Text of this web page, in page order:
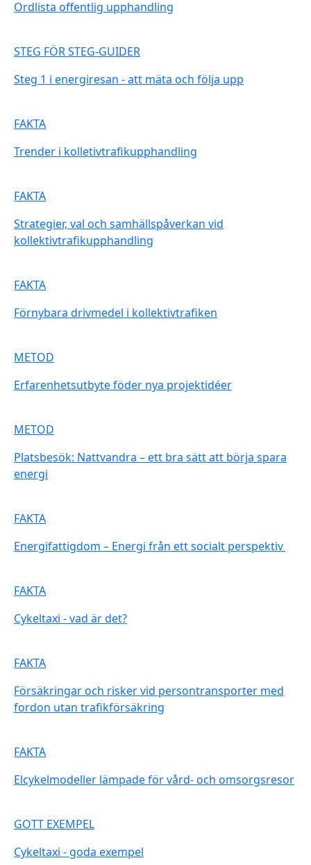
Ordlista offentlig upphandling
STEG FÖR STEG-GUIDER
Steg 1 i energiresan - att mäta och följa upp
FAKTA
Trender i kolletivtrafikupphandling
FAKTA
Strategier, val och samhällspåverkan vid
kollektivtrafikupphandling
FAKTA
Förnybara drivmedel i kollektivtrafiken
METOD
Erfarenhetsutbyte föder nya projektidéer
METOD
Platsbesök: Nattvandra – ett bra sätt att börja spara
energi
FAKTA
Energifattigdom – Energi från ett socialt perspektiv
FAKTA
Cykeltaxi - vad är det?
FAKTA
Försäkringar och risker vid persontransporter med
fordon utan trafikförsäkring
FAKTA
Elcykelmodeller lämpade för vård- och omsorgsresor
GOTT EXEMPEL
Cykeltaxi - goda exempel